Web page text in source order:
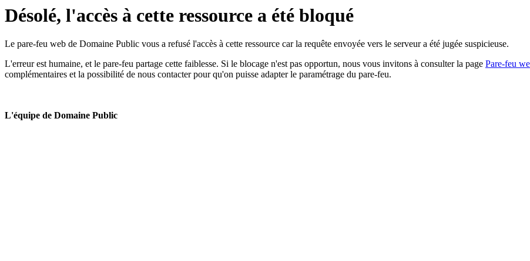
Désolé, l'accès à cette ressource a été bloqué
Le pare-feu web de Domaine Public vous a refusé l'accès à cette ressource car la requête envoyée vers le serveur a été jugée suspicieuse.
L'erreur est humaine, et le pare-feu partage cette faiblesse. Si le blocage n'est pas opportun, nous vous invitons à consulter la page Pare-feu
complémentaires et la possibilité de nous contacter pour qu'on puisse adapter le paramétrage du pare-feu.
L'équipe de Domaine Public